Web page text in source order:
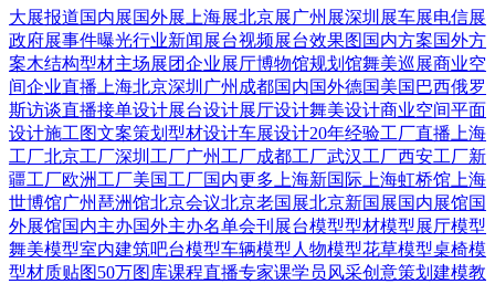
大展报道国内展国外展 上海展北京展广州展深圳展车展电信展
政府展事件曝光行业新闻 展台视频展台效果图 国内方案国外方
案木结构型材主场展团企业展厅博物馆规划馆舞美巡展商业空
间企业直播 上海北京深圳 广州 成都国内国外德国美国 巴西俄罗
斯访谈直播接单设计展台设计展厅设计舞美设计商业空间平面
设计施工图文案策划 型材设计车展设计20年经验工厂直播 上海
工厂北京工厂深圳工厂广州工厂成都工厂武汉工厂西安工厂新
疆工厂欧洲工厂美国工厂国内更多 上海新国际 上海虹桥馆 上海
世博馆广州琶洲馆北京会议北京老国展北京新国展国内展馆国
外展馆国内主办国外主办名单会刊 展台模型型材模型展厅模型
舞美模型室内建筑吧台模型车辆模型 人物模型花草模型桌椅模
型材质贴图50万图库课程直播专家课学员风采创意策划 建模教